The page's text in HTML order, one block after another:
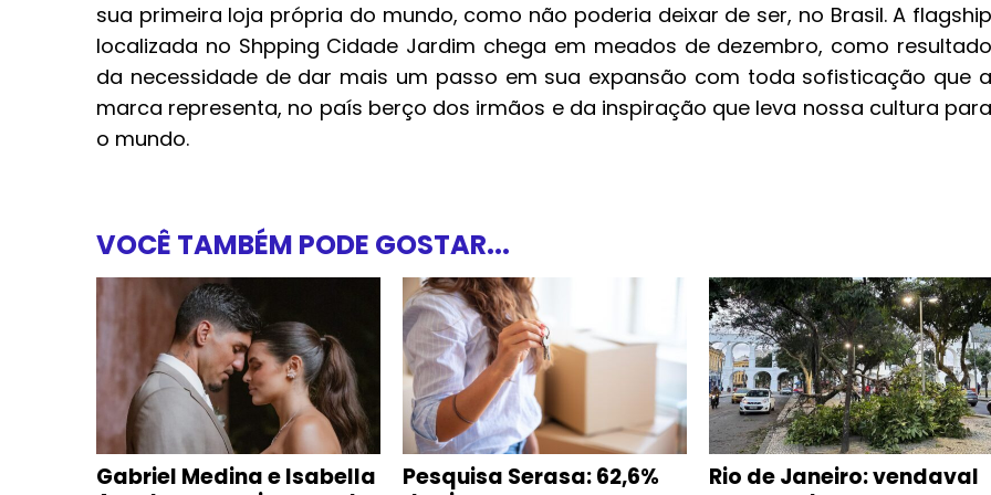
sua primeira loja própria do mundo, como não poderia deixar de ser, no Brasil. A flagship
localizada no Shpping Cidade Jardim chega em meados de dezembro, como resultado
da necessidade de dar mais um passo em sua expansão com toda sofisticação que a
marca representa, no país berço dos irmãos e da inspiração que leva nossa cultura para
o mundo.
VOCÊ TAMBÉM PODE GOSTAR...
Gabriel Medina e Isabella
Pesquisa Serasa: 62,6%
Rio de Janeiro: vendaval